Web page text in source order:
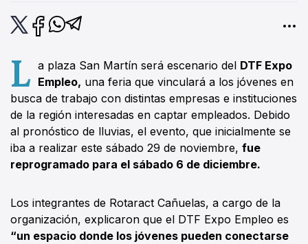
L a plaza San Martín será escenario del DTF Expo
Empleo, una feria que vinculará a los jóvenes en
busca de trabajo con distintas empresas e instituciones
de la región interesadas en captar empleados. Debido
al pronóstico de lluvias, el evento, que inicialmente se
iba a realizar este sábado 29 de noviembre, fue
reprogramado para el sábado 6 de diciembre.
Los integrantes de Rotaract Cañuelas, a cargo de la
organización, explicaron que el DTF Expo Empleo es
“un espacio donde los jóvenes pueden conectarse